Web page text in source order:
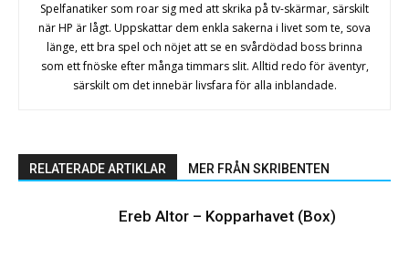
Spelfanatiker som roar sig med att skrika på tv-skärmar, särskilt
när HP är lågt. Uppskattar dem enkla sakerna i livet som te, sova
länge, ett bra spel och nöjet att se en svårdödad boss brinna
som ett fnöske efter många timmars slit. Alltid redo för äventyr,
särskilt om det innebär livsfara för alla inblandade.
RELATERADE ARTIKLAR MER FRÅN SKRIBENTEN
Ereb Altor – Kopparhavet (Box)